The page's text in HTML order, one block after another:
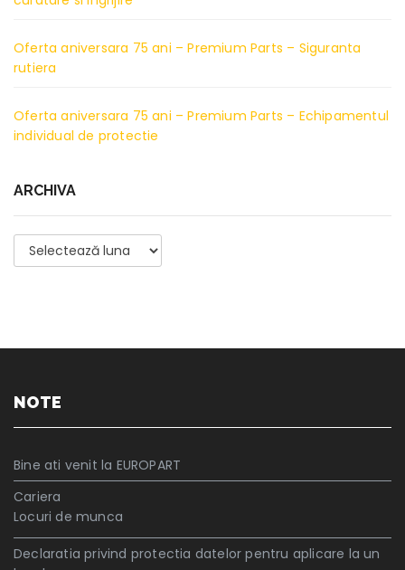
Oferta aniversara 75 ani – Premium Parts – Siguranta
rutiera
Oferta aniversara 75 ani – Premium Parts – Echipamentul
individual de protectie
ARCHIVA
Archiva
NOTE
Bine ati venit la EUROPART
Cariera
Locuri de munca
Declaratia privind protectia datelor pentru aplicare la un